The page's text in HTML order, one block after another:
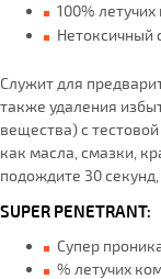
100%
Нетоксичный
Служит для
также удаления
вещества) с
как масла, смазки,
подождите 30
SUPER PENETRANT:
Супер
% летучих